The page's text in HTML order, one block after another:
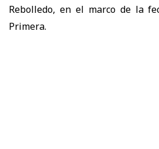
Rebolledo, en el marco de la
Primera.